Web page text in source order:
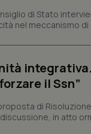
di Stato
nel meccanismo di
il Ssn”
di
in atto
tracking-sites-
tracking-enable
tracking-sites-
session-id